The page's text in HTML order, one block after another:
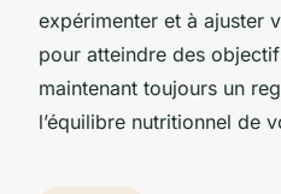
expérimenter et à ajuster
pour atteindre des
maintenant toujours un
l’équilibre nutritionnel de